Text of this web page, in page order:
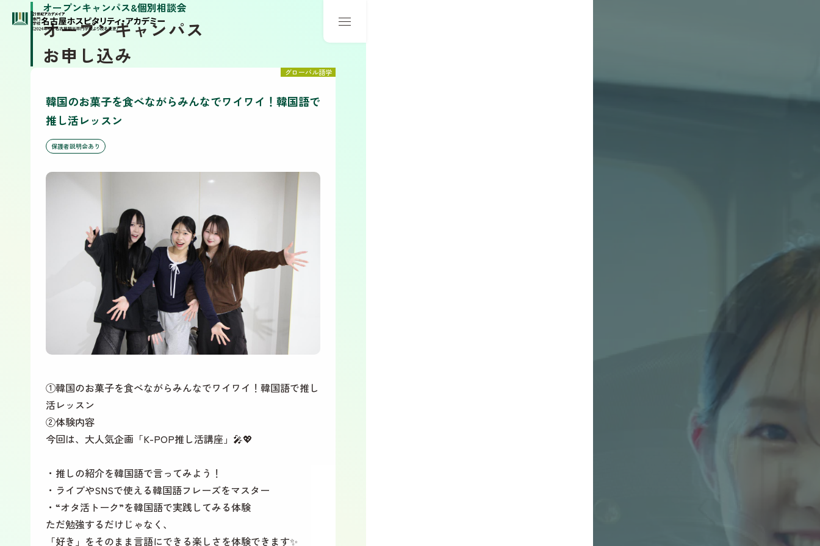
オープンキャンパス&個別相談会
オープンキャンパス
お申し込み
グローバル語学
韓国のお菓子を食べながらみんなでワイワイ！韓国語で
推し活レッスン
保護者説明会あり
①韓国のお菓子を食べながらみんなでワイワイ！韓国語で推し
活レッスン
②体験内容
今回は、大人気企画「K-POP推し活講座」🎤💖
・推しの紹介を韓国語で言ってみよう！
・ライブやSNSで使える韓国語フレーズをマスター
・“オタ活トーク”を韓国語で実践してみる体験
ただ勉強するだけじゃなく、
「好き」をそのまま言語にできる楽しさを体験できます✨